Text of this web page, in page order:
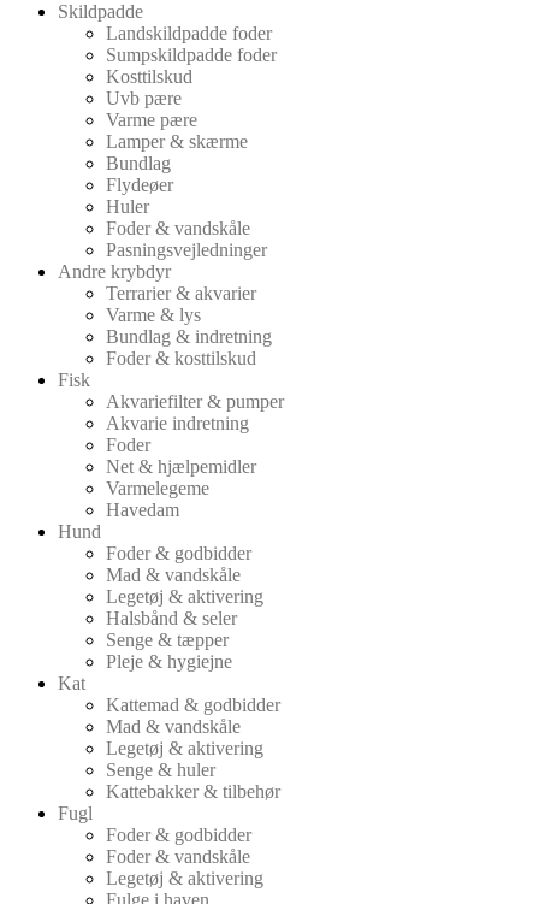
Skildpadde
Landskildpadde foder
Sumpskildpadde foder
Kosttilskud
Uvb pære
Varme pære
Lamper & skærme
Bundlag
Flydeøer
Huler
Foder & vandskåle
Pasningsvejledninger
Andre krybdyr
Terrarier & akvarier
Varme & lys
Bundlag & indretning
Foder & kosttilskud
Fisk
Akvariefilter & pumper
Akvarie indretning
Foder
Net & hjælpemidler
Varmelegeme
Havedam
Hund
Foder & godbidder
Mad & vandskåle
Legetøj & aktivering
Halsbånd & seler
Senge & tæpper
Pleje & hygiejne
Kat
Kattemad & godbidder
Mad & vandskåle
Legetøj & aktivering
Senge & huler
Kattebakker & tilbehør
Fugl
Foder & godbidder
Foder & vandskåle
Legetøj & aktivering